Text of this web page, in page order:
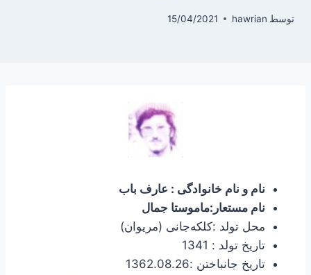
توسط hawrian
15/04/2021
نام و نام خانوادگی : عارف باب
نام مستعار:ماموستا جمال
محل تولد :كلكه‌جانی (مریوان)
تاریخ تولد : 1341
تاریخ جانباختن :1362.08.26